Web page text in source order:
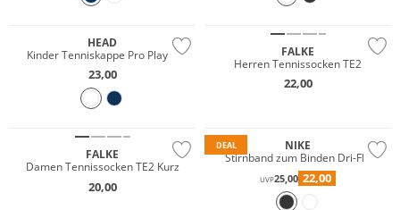
HEAD
Kinder Tenniskappe Pro Player
23,00
FALKE
Herren Tennissocken TE2
22,00
FALKE
Damen Tennissocken TE2 Kurz
20,00
DEAL
NIKE
Stirnband zum Binden Dri-FIT
UVP25,00 22,00